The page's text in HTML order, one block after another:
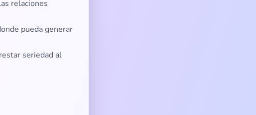
relaciones
pueda generar
seriedad al